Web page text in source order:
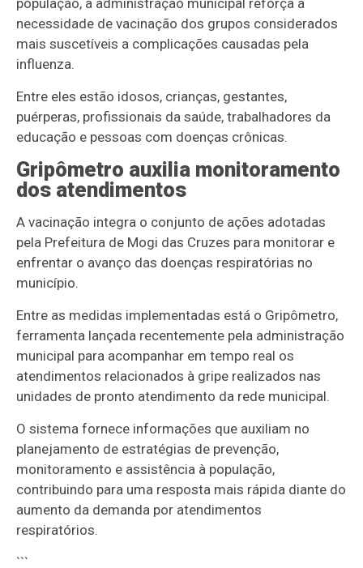
população, a administração municipal reforça a
necessidade de vacinação dos grupos considerados
mais suscetíveis a complicações causadas pela
influenza.
Entre eles estão idosos, crianças, gestantes,
puérperas, profissionais da saúde, trabalhadores da
educação e pessoas com doenças crônicas.
Gripômetro auxilia monitoramento
dos atendimentos
A vacinação integra o conjunto de ações adotadas
pela Prefeitura de Mogi das Cruzes para monitorar e
enfrentar o avanço das doenças respiratórias no
município.
Entre as medidas implementadas está o Gripômetro,
ferramenta lançada recentemente pela administração
municipal para acompanhar em tempo real os
atendimentos relacionados à gripe realizados nas
unidades de pronto atendimento da rede municipal.
O sistema fornece informações que auxiliam no
planejamento de estratégias de prevenção,
monitoramento e assistência à população,
contribuindo para uma resposta mais rápida diante do
aumento da demanda por atendimentos
respiratórios.
```